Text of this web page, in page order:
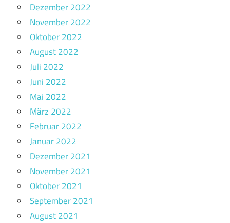
Dezember 2022
November 2022
Oktober 2022
August 2022
Juli 2022
Juni 2022
Mai 2022
März 2022
Februar 2022
Januar 2022
Dezember 2021
November 2021
Oktober 2021
September 2021
August 2021